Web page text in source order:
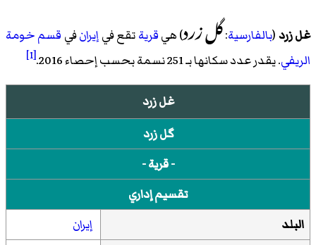
غل زرد(بالفارسية:گل زرد) هيقريةتقع فيإيرانفي قسم خومة
الریفي. يقدر عدد سكانها بـ 251 نسمة بحسب إحصاء 2016 .
[1]
غل زرد
گل زرد
- قرية -
تقسيم إداري
البلد
إيران